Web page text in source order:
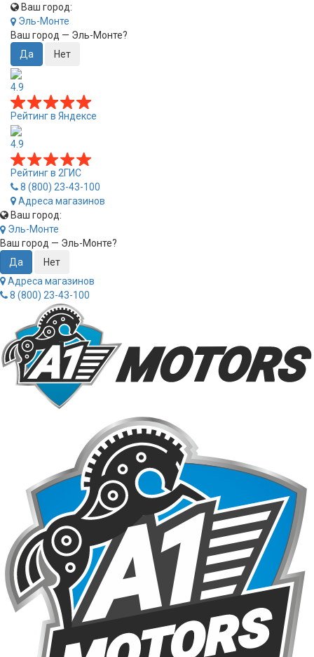
Ваш город:
Эль-Монте
Ваш город — Эль-Монте?
4.9
Рейтинг в Яндексе
4.9
Рейтинг в 2ГИС
8 (800) 23-43-100
Адреса магазинов
Ваш город:
Эль-Монте
Ваш город — Эль-Монте?
Адреса магазинов
8 (800) 23-43-100